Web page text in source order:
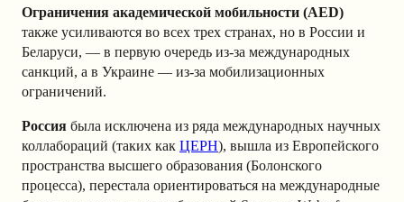
Ограничения академической мобильности (AED)
также усиливаются во всех трех странах, но в России и
Беларуси, — в первую очередь из-за международных
санкций, а в Украине — из-за мобилизационных
ограничений.
Россия была исключена из ряда международных научных
коллабораций (таких как ЦЕРН), вышла из Европейского
пространства высшего образования (Болонского
процесса), перестала ориентироваться на международные